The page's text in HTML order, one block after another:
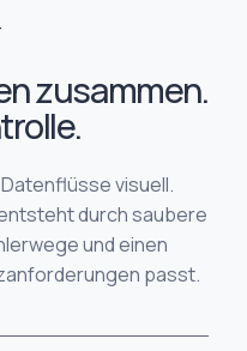
zusammen.
visuell.
durch saubere
und einen
passt.